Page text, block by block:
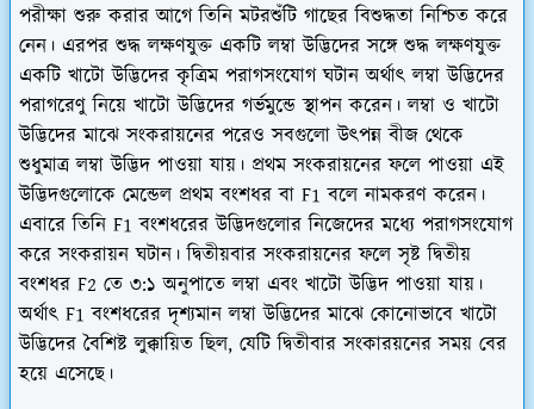
পরীক্ষা শুরু করার আগে তিনি মটরশুঁটি গাছের বিশুদ্ধতা নিশ্চিত করে
নেন। এরপর শুদ্ধ লক্ষণযুক্ত একটি লম্বা উদ্ভিদের সঙ্গে শুদ্ধ লক্ষণযুক্ত
একটি খাটো উদ্ভিদের কৃত্রিম পরাগসংযোগ ঘটান অর্থাৎ লম্বা উদ্ভিদের
পরাগরেণু নিয়ে খাটো উদ্ভিদের গর্ভমুন্ডে স্থাপন করেন। লম্বা ও খাটো
উদ্ভিদের মাঝে সংকরায়নের পরেও সবগুলো উৎপন্ন বীজ থেকে
শুধুমাত্র লম্বা উদ্ভিদ পাওয়া যায়। প্রথম সংকরায়নের ফলে পাওয়া এই
উদ্ভিদগুলোকে মেন্ডেল প্রথম বংশধর বা F1 বলে নামকরণ করেন।
এবারে তিনি F1 বংশধরের উদ্ভিদগুলোর নিজেদের মধ্যে পরাগসংযোগ
করে সংকরায়ন ঘটান। দ্বিতীয়বার সংকরায়নের ফলে সৃষ্ট দ্বিতীয়
বংশধর F2 তে ৩:১ অনুপাতে লম্বা এবং খাটো উদ্ভিদ পাওয়া যায়।
অর্থাৎ F1 বংশধরের দৃশ্যমান লম্বা উদ্ভিদের মাঝে কোনোভাবে খাটো
উদ্ভিদের বৈশিষ্ট লুক্কায়িত ছিল, যেটি দ্বিতীবার সংকারয়নের সময় বের
হয়ে এসেছে।